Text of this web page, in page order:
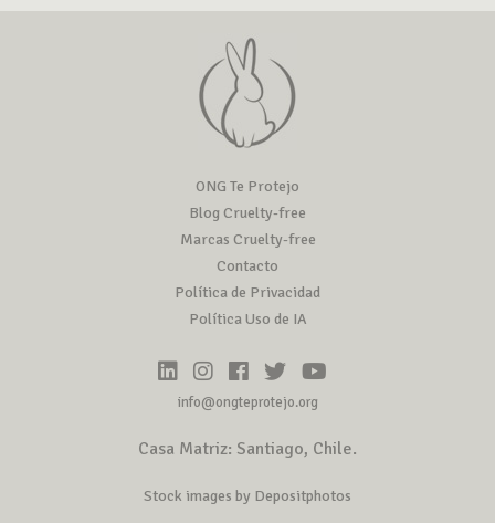
ONG Te Protejo
Blog Cruelty-free
Marcas Cruelty-free
Contacto
Política de Privacidad
Política Uso de IA
info@ongteprotejo.org
Casa Matriz: Santiago, Chile.
Stock images by Depositphotos